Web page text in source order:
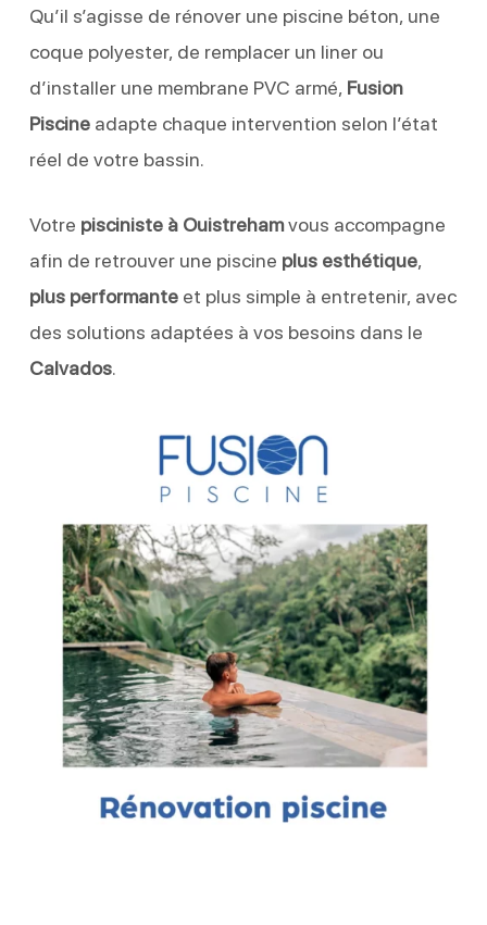
Qu’il s’agisse de rénover une piscine béton, une
coque polyester, de remplacer un liner ou
d’installer une membrane PVC armé, Fusion
Piscineadapte chaque intervention selon l’état
réel de votre bassin.
Votre pisciniste à Ouistrehamvous accompagne
afin de retrouver une piscine plus esthétique,
plus performanteet plus simple à entretenir, avec
des solutions adaptées à vos besoins dans le
Calvados.